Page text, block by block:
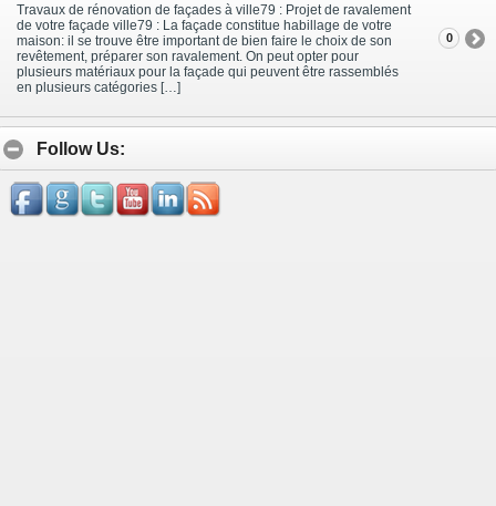
Travaux de rénovation de façades à ville79 : Projet de ravalement
de votre façade ville79 : La façade constitue habillage de votre
maison: il se trouve être important de bien faire le choix de son
revêtement, préparer son ravalement. On peut opter pour
plusieurs matériaux pour la façade qui peuvent être rassemblés
en plusieurs catégories […]
0
Follow Us: